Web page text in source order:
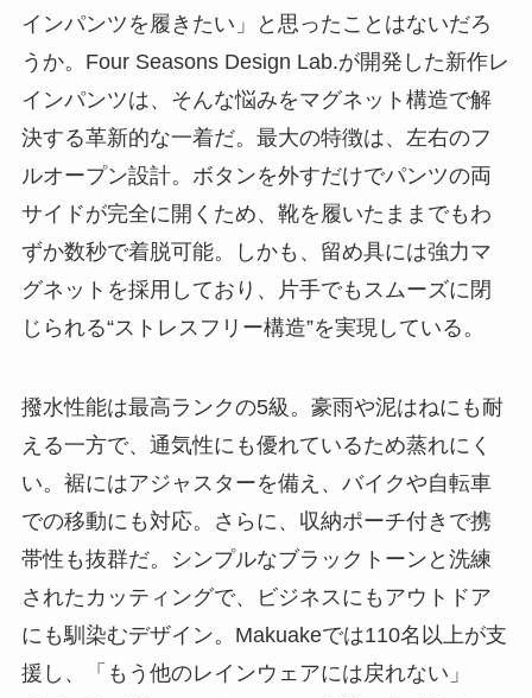
インパンツを履きたい」と思ったことはないだろ
うか。Four Seasons Design Lab.が開発した新作レ
インパンツは、そんな悩みをマグネット構造で解
決する革新的な一着だ。最大の特徴は、左右のフ
ルオープン設計。ボタンを外すだけでパンツの両
サイドが完全に開くため、靴を履いたままでもわ
ずか数秒で着脱可能。しかも、留め具には強力マ
グネットを採用しており、片手でもスムーズに閉
じられる“ストレスフリー構造”を実現している。
撥水性能は最高ランクの5級。豪雨や泥はねにも耐
える一方で、通気性にも優れているため蒸れにく
い。裾にはアジャスターを備え、バイクや自転車
での移動にも対応。さらに、収納ポーチ付きで携
帯性も抜群だ。シンプルなブラックトーンと洗練
されたカッティングで、ビジネスにもアウトドア
にも馴染むデザイン。Makuakeでは110名以上が支
援し、「もう他のレインウェアには戻れない」